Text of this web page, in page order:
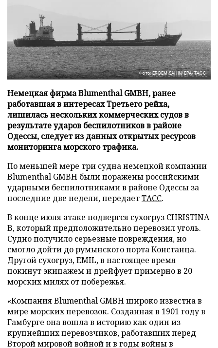
Фото: ERDEM SAHIN/EPA/ТАСС
Немецкая фирма Blumenthal GMBH, ранее
работавшая в интересах Третьего рейха,
лишилась нескольких коммерческих судов в
результате ударов беспилотников в районе
Одессы, следует из данных открытых ресурсов
мониторинга морского трафика.
По меньшей мере три судна немецкой компании
Blumenthal GMBH были поражены российскими
ударными беспилотниками в районе Одессы за
последние две недели, передаетТАСС.
В конце июля атаке подвергся сухогруз CHRISTINA
B, который предположительно перевозил уголь.
Судно получило серьезные повреждения, но
смогло дойти до румынского порта Констанца.
Другой сухогруз, EMIL, в настоящее время
покинут экипажем и дрейфует примерно в 20
морских милях от побережья.
«Компания Blumenthal GMBH широко известна в
мире морских перевозок. Созданная в 1901 году в
Гамбурге она вошла в историю как один из
крупнейших перевозчиков, работавших перед
Второй мировой войной и в годы войны в